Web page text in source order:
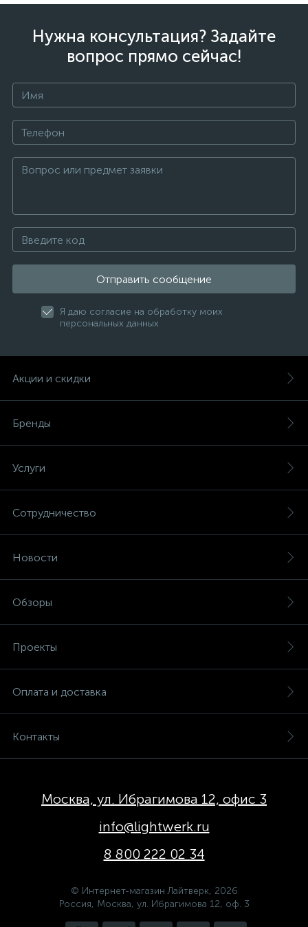
Нужна консультация? Задайте
вопрос прямо сейчас!
Отправить сообщение
Я даю согласие на обработку моих
персональных данных
Акции и скидки
Бренды
Услуги
Сотрудничество
Новости
Обзоры
Проекты
Оплата и доставка
Контакты
Москва, ул. Ибрагимова 12, офис 3
info@lightwerk.ru
8 800 222 02 34
© Интернет-магазин Лайтверк, 2026
Россия, Москва, ул. Ибрагимова 12, оф. 3